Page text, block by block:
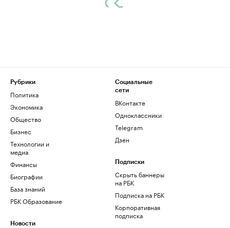
Рубрики
Политика
Экономика
Общество
Бизнес
Технологии и
медиа
Финансы
Биографии
База знаний
РБК Образование
Новости
Социальные
сети
ВКонтакте
Одноклассники
Telegram
Дзен
Подписки
Скрыть баннеры
на РБК
Подписка на РБК
Корпоративная
подписка